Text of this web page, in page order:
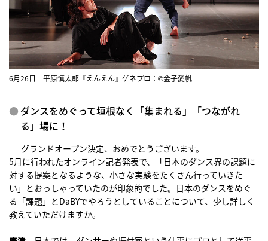
6月26日 平原慎太郎『えんえん』ゲネプロ：©金子愛帆
ダンスをめぐって垣根なく「集まれる」「つながれ
る」場に！
----グランドオープン決定、おめでとうございます。
5月に行われたオンライン記者発表で、「日本のダンス界の課題に
対する提案となるような、小さな実験をたくさん行っていきた
い」とおっしゃっていたのが印象的でした。日本のダンスをめぐ
る「課題」とDaBYでやろうとしていることについて、少し詳しく
教えていただけますか。